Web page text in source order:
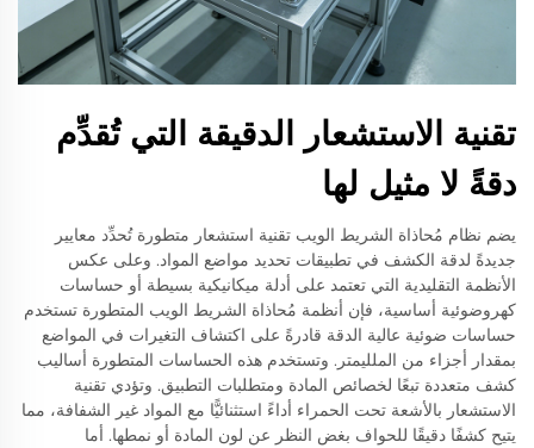
تقنية الاستشعار الدقيقة التي تُقدِّم
دقةً لا مثيل لها
يضم نظام مُحاذاة الشريط الويب تقنية استشعار متطورة تُحدِّد معايير
جديدةً لدقة الكشف في تطبيقات تحديد مواضع المواد. وعلى عكس
الأنظمة التقليدية التي تعتمد على أدلة ميكانيكية بسيطة أو حساسات
كهروضوئية أساسية، فإن أنظمة مُحاذاة الشريط الويب المتطورة تستخدم
حساسات ضوئية عالية الدقة قادرةً على اكتشاف التغيرات في المواضع
بمقدار أجزاء من الملليمتر. وتستخدم هذه الحساسات المتطورة أساليب
كشف متعددة تبعًا لخصائص المادة ومتطلبات التطبيق. وتؤدي تقنية
الاستشعار بالأشعة تحت الحمراء أداءً استثنائيًّا مع المواد غير الشفافة، مما
يتيح كشفًا دقيقًا للحواف بغض النظر عن لون المادة أو نمطها. أما